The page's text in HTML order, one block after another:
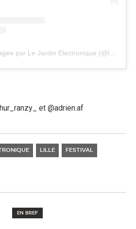
et @adrien.af
LILLE FESTIVAL
EN BREF